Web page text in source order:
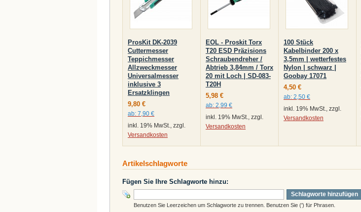
ProsKit DK-2039
Cuttermesser
Teppichmesser
Allzweckmesser
Universalmesser
inklusive 3
Ersatzklingen
9,80 €
ab: 7,90 €
inkl. 19% MwSt., zzgl.
Versandkosten
EOL - Proskit Torx
T20 ESD Präzisions
Schraubendreher /
Abtrieb 3,84mm / Torx
20 mit Loch | SD-083-
T20H
5,98 €
ab: 2,99 €
inkl. 19% MwSt., zzgl.
Versandkosten
100 Stück
Kabelbinder 200 x
3,5mm | wetterfestes
Nylon | schwarz |
Goobay 17071
4,50 €
ab: 2,50 €
inkl. 19% MwSt., zzgl.
Versandkosten
Artikelschlagworte
Fügen Sie Ihre Schlagworte hinzu:
Schlagworte hinzufügen
Benutzen Sie Leerzeichen um Schlagworte zu trennen. Benutzen Sie (') für Phrasen.